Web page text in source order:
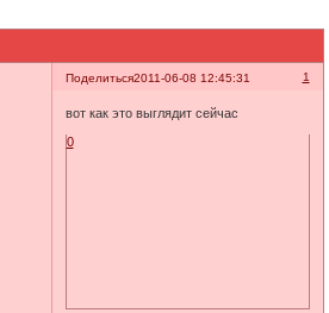
Поделиться 1
2011-06-08 12:45:31
вот как это выглядит сейчас
0